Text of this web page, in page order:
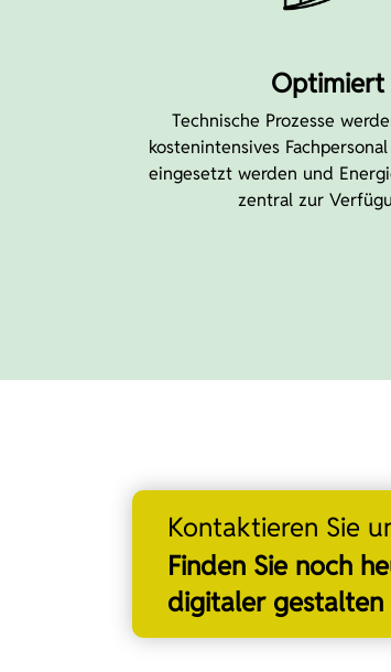
Optimiert
Technische Prozesse
kostenintensives
eingesetzt werden und
zentral zur
Kontaktieren Sie
Finden Sie noch
digitaler gestalten